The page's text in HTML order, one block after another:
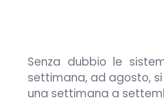
Senza dubbio le
settimana, ad agosto,
una settimana a